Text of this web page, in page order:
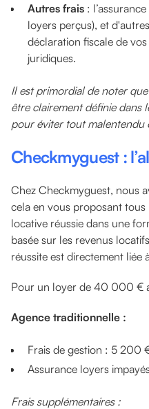
Autres frais :
loyers perçus), et
déclaration fiscale de
juridiques.
Il est primordial de noter
être clairement définie dans
pour éviter tout malentendu
Checkmyguest :
Chez Checkmyguest, nous
cela en vous proposant tous
locative réussie dans une
basée sur les revenus
réussite est directement liée
Pour un loyer de 40 000 €
Agence traditionnelle :
Frais de gestion : 5 200
Assurance loyers
Frais supplémentaires :